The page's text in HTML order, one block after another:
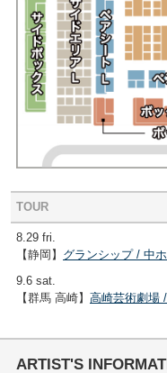
TOUR
8.29 fri.
【静岡】 グランシップ / 中
9.6 sat.
【群馬 高崎】 高崎芸術劇場
ARTIST'S